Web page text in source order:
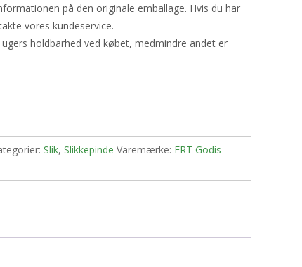
på den originale emballage. Hvis du har
vores kundeservice.
holdbarhed ved købet, medmindre andet er
Slik, Slikkepinde Varemærke: ERT Godis